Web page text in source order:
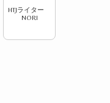
HTJライター
NORI